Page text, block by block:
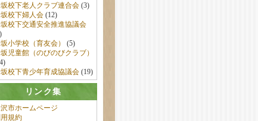
校下老人クラブ連合会(3)
校下婦人会(12)
校下交通安全推進協議会
小学校（育友会）
(5)
児童館（のびのびクラブ）
校下青少年育成協議会(19)
リンク集
市ホームページ
規約